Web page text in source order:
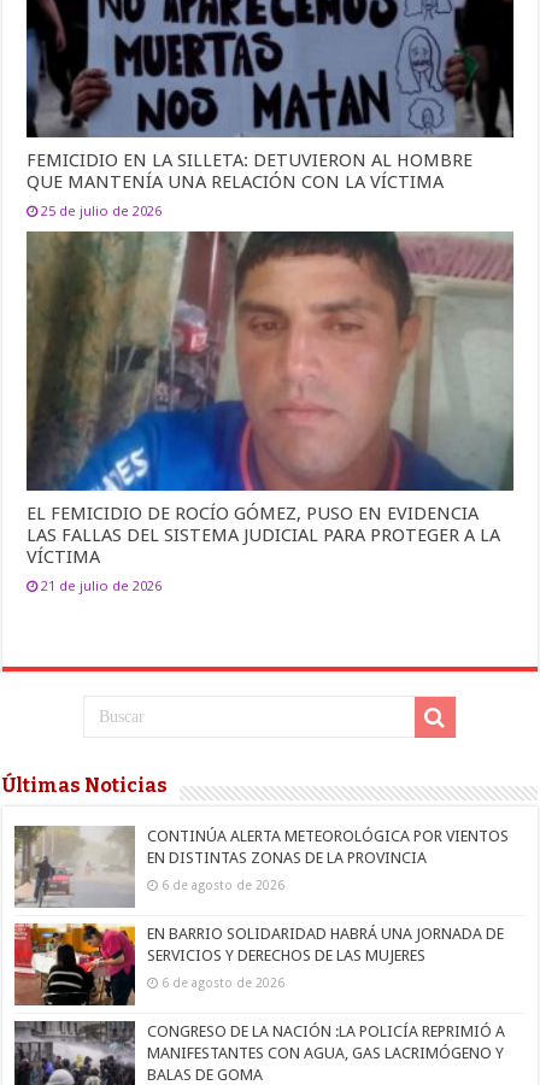
FEMICIDIO EN LA SILLETA: DETUVIERON AL HOMBRE
QUE MANTENÍA UNA RELACIÓN CON LA VÍCTIMA
25 de julio de 2026
EL FEMICIDIO DE ROCÍO GÓMEZ, PUSO EN EVIDENCIA
LAS FALLAS DEL SISTEMA JUDICIAL PARA PROTEGER A LA
VÍCTIMA
21 de julio de 2026
Últimas Noticias
CONTINÚA ALERTA METEOROLÓGICA POR VIENTOS
EN DISTINTAS ZONAS DE LA PROVINCIA
6 de agosto de 2026
EN BARRIO SOLIDARIDAD HABRÁ UNA JORNADA DE
SERVICIOS Y DERECHOS DE LAS MUJERES
6 de agosto de 2026
CONGRESO DE LA NACIÓN :LA POLICÍA REPRIMIÓ A
MANIFESTANTES CON AGUA, GAS LACRIMÓGENO Y
BALAS DE GOMA